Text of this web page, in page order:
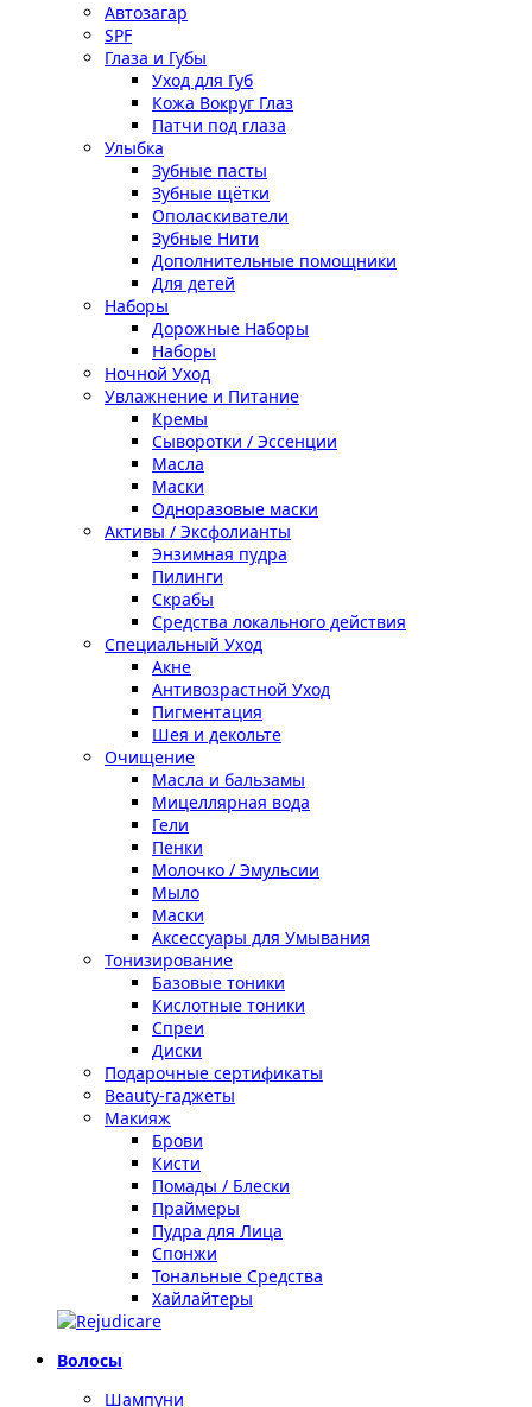
Автозагар
SPF
Глаза и Губы
Уход для Губ
Кожа Вокруг Глаз
Патчи под глаза
Улыбка
Зубные пасты
Зубные щётки
Ополаскиватели
Зубные Нити
Дополнительные помощники
Для детей
Наборы
Дорожные Наборы
Наборы
Ночной Уход
Увлажнение и Питание
Кремы
Сыворотки / Эссенции
Масла
Маски
Одноразовые маски
Активы / Эксфолианты
Энзимная пудра
Пилинги
Скрабы
Средства локального действия
Специальный Уход
Акне
Антивозрастной Уход
Пигментация
Шея и декольте
Очищение
Масла и бальзамы
Мицеллярная вода
Гели
Пенки
Молочко / Эмульсии
Мыло
Маски
Аксессуары для Умывания
Тонизирование
Базовые тоники
Кислотные тоники
Спреи
Диски
Подарочные сертификаты
Beauty-гаджеты
Макияж
Брови
Кисти
Помады / Блески
Праймеры
Пудра для Лица
Спонжи
Тональные Средства
Хайлайтеры
Волосы
Шампуни